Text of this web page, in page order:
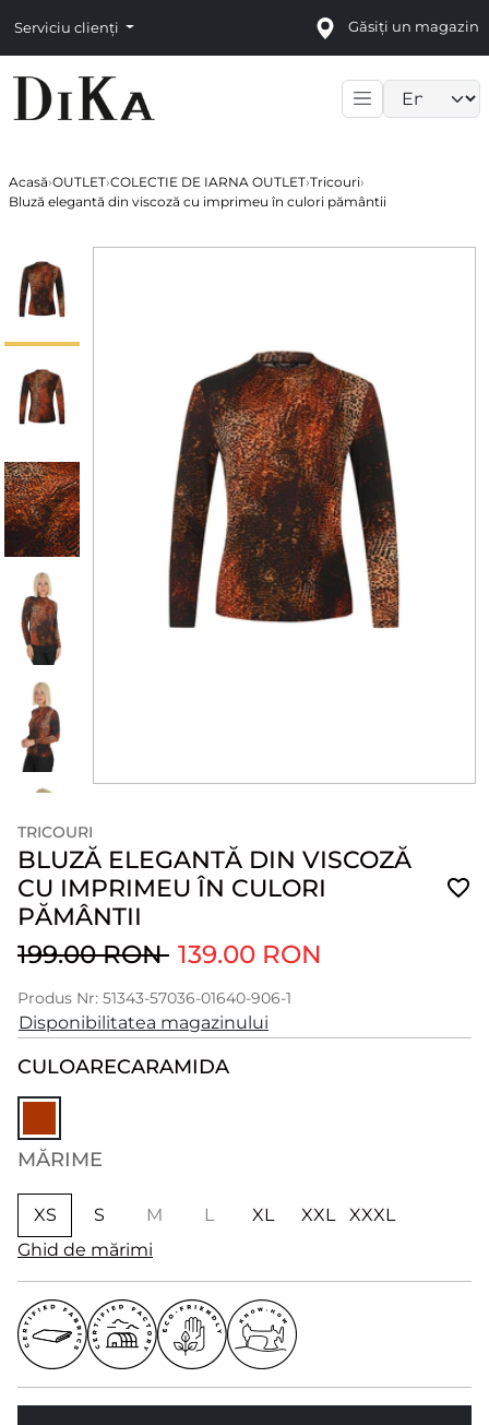
Serviciu clienți Găsiți un magazin
Acasă›OUTLET›COLECTIE DE IARNA OUTLET›Tricouri›
Bluză elegantă din viscoză cu imprimeu în culori pământii
TRICOURI
BLUZĂ ELEGANTĂ DIN VISCOZĂ
CU IMPRIMEU ÎN CULORI
PĂMÂNTII
199.00 RON 139.00 RON
Produs Nr: 51343-57036-01640-906-1
Disponibilitatea magazinului
CULOARECARAMIDA
MĂRIME
XS S M L XL XXL
XXXL
Ghid de mărimi